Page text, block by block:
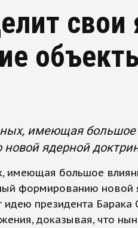
имеющая большое
ядерной
имеющая большое
формированию новой
президента Барака
доказывая, что